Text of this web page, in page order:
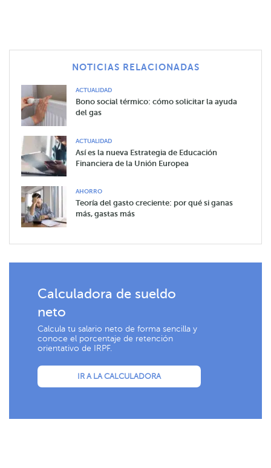
NOTICIAS RELACIONADAS
ACTUALIDAD
Bono social térmico: cómo solicitar la ayuda
del gas
ACTUALIDAD
Así es la nueva Estrategia de Educación
Financiera de la Unión Europea
AHORRO
Teoría del gasto creciente: por qué si ganas
más, gastas más
Calculadora de sueldo
neto
Calcula tu salario neto de forma sencilla y
conoce el porcentaje de retención
orientativo de IRPF.
IR A LA CALCULADORA